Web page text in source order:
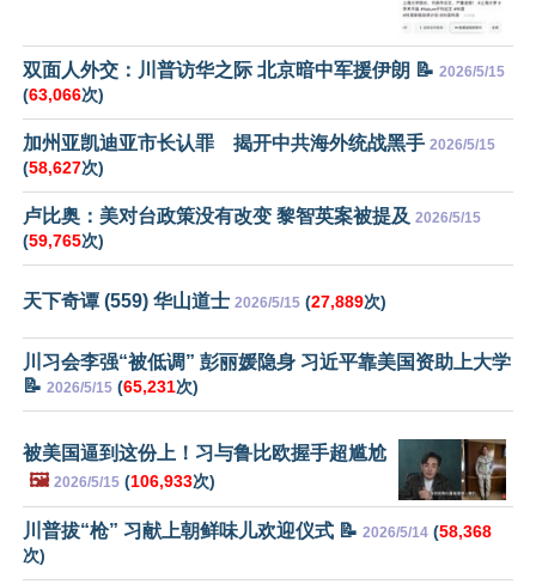
双面人外交：川普访华之际 北京暗中军援伊朗 📝 2026/5/15
(63,066次)
加州亚凯迪亚市长认罪 揭开中共海外统战黑手 2026/5/15
(58,627次)
卢比奥：美对台政策没有改变 黎智英案被提及 2026/5/15
(59,765次)
天下奇谭 (559) 华山道士 2026/5/15 (27,889次)
川习会李强“被低调” 彭丽媛隐身 习近平靠美国资助上大学
📝 2026/5/15 (65,231次)
被美国逼到这份上！习与鲁比欧握手超尴尬
🖼️ 2026/5/15 (106,933次)
川普拔“枪” 习献上朝鲜味儿欢迎仪式 📝 2026/5/14 (58,368
次)